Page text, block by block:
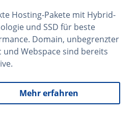
Hosting-Pakete mit Hybrid-
und SSD für beste
Domain, unbegrenzter
und Webspace sind bereits
Mehr erfahren